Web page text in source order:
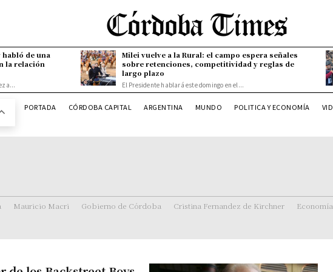
de una
la relación
Milei vuelve a la Rural: el campo espera señales
sobre retenciones, competitividad y reglas de
largo plazo
El Presidente hablará este domingo en el...
PORTADA CÓRDOBA CAPITAL ARGENTINA MUNDO POLITICA Y ECONOMÍA
Mauricio Macri Gobierno de Córdoba Cristina Fernandez de Kirchner Economía